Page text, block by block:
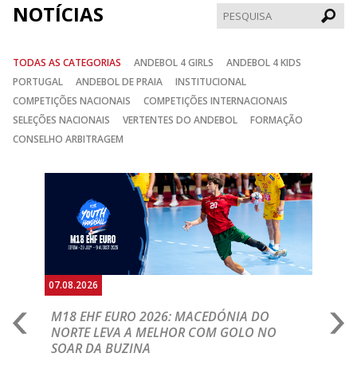
NOTÍCIAS
TODAS AS CATEGORIAS ANDEBOL 4 GIRLS
ANDEBOL 4 KIDS
PORTUGAL
ANDEBOL DE PRAIA
INSTITUCIONAL
COMPETIÇÕES NACIONAIS
COMPETIÇÕES INTERNACIONAIS
SELEÇÕES NACIONAIS
VERTENTES DO ANDEBOL
FORMAÇÃO
CONSELHO ARBITRAGEM
DO
GOLO NO
DIVISÕES E HONRA JÁ FORAM A
Competições já têm definidos os